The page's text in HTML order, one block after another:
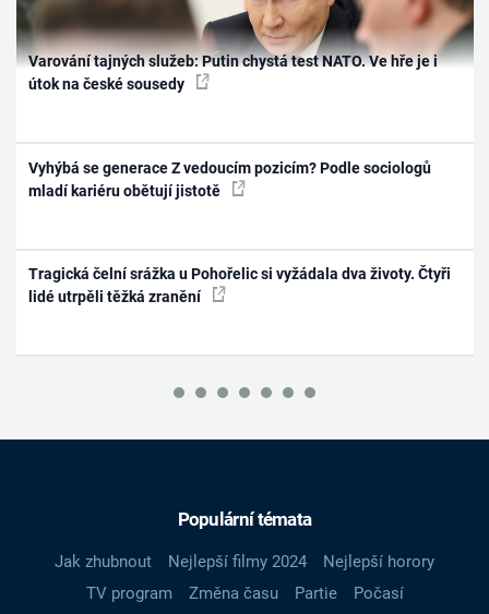
Varování tajných služeb: Putin chystá test NATO. Ve hře je i
útok na české sousedy
Vyhýbá se generace Z vedoucím pozicím? Podle sociologů
mladí kariéru obětují jistotě
Tragická čelní srážka u Pohořelic si vyžádala dva životy. Čtyři
lidé utrpěli těžká zranění
Populární témata
Jak zhubnout Nejlepší filmy 2024
Nejlepší horory
TV program
Změna času Partie
Počasí